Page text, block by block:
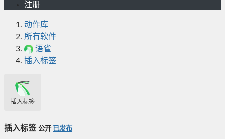
注册
动作库
所有软件
语雀
插入标签
插入标签
插入标签 公开 已发布